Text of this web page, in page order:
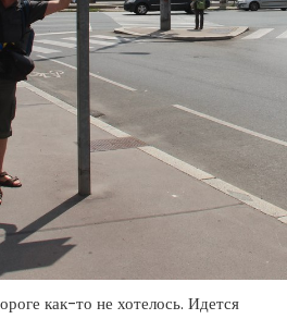
как-то не хотелось. Идется